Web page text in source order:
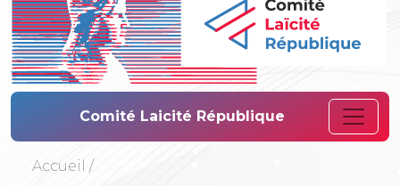
Comité Laïcité
Comité Laicité République
Accueil /